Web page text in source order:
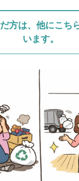
方は、他にこち
います。